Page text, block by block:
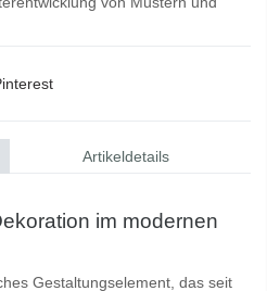
Artikeldetails
im modernen
Gestaltungselement, das seit